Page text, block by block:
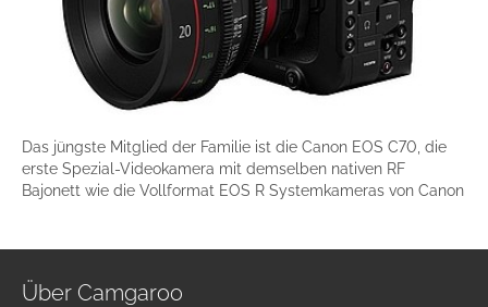
Das jüngste Mitglied der Familie ist die Canon EOS C70, die
erste Spezial-Videokamera mit demselben nativen RF
Bajonett wie die Vollformat EOS R Systemkameras von Canon
Über Camgaroo